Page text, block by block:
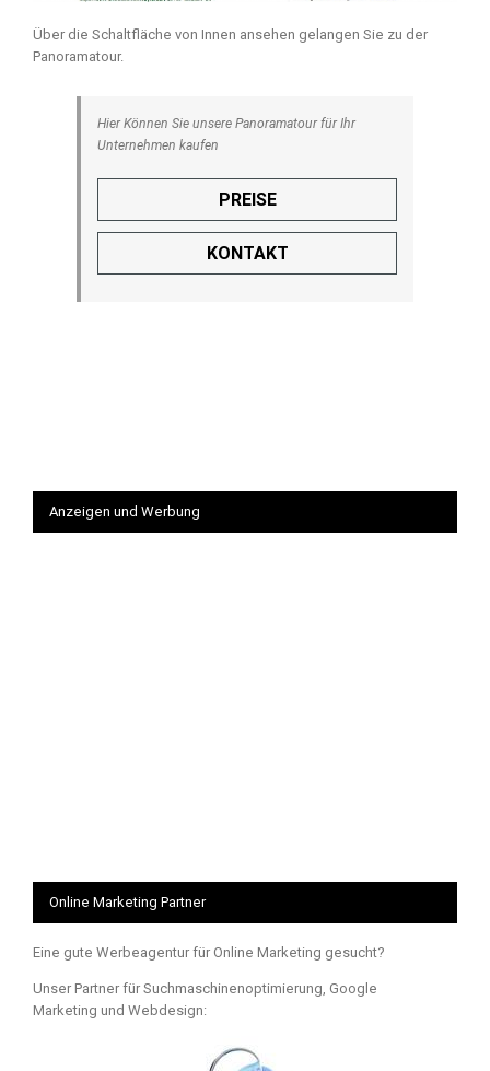
Über die Schaltfläche von Innen ansehen gelangen Sie zu der
Panoramatour.
Hier Können Sie unsere Panoramatour für Ihr
Unternehmen kaufen
PREISE
KONTAKT
Anzeigen und Werbung
Online Marketing Partner
Eine gute Werbeagentur für Online Marketing gesucht?
Unser Partner für Suchmaschinenoptimierung, Google
Marketing und Webdesign: